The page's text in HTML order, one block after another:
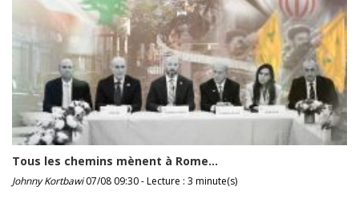
Tous les chemins mènent à Rome…
Johnny Kortbawi07/08 09:30 - Lecture : 3 minute(s)